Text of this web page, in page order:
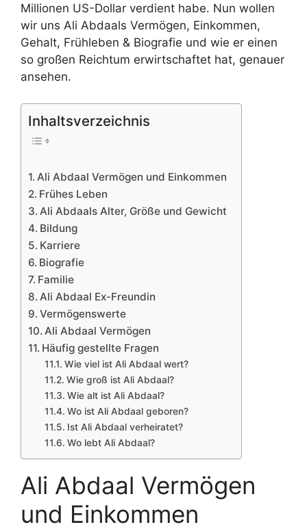
Millionen US-Dollar verdient habe. Nun wollen
wir uns Ali Abdaals Vermögen, Einkommen,
Gehalt, Frühleben & Biografie und wie er einen
so großen Reichtum erwirtschaftet hat, genauer
ansehen.
Inhaltsverzeichnis
Ali Abdaal Vermögen und Einkommen
Frühes Leben
Ali Abdaals Alter, Größe und Gewicht
Bildung
Karriere
Biografie
Familie
Ali Abdaal Ex-Freundin
Vermögenswerte
Ali Abdaal Vermögen
Häufig gestellte Fragen
Wie viel ist Ali Abdaal wert?
Wie groß ist Ali Abdaal?
Wie alt ist Ali Abdaal?
Wo ist Ali Abdaal geboren?
Ist Ali Abdaal verheiratet?
Wo lebt Ali Abdaal?
Ali Abdaal Vermögen
und Einkommen